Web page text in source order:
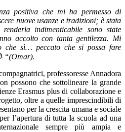
positiva che mi ha permesso di
nuove usanze e tradizioni; è stata
indimenticabile sono state
accolto con tanta gentilezza. Mi
che sì… peccato che si possa fare
“(Omar).
professoresse Annadora
possono che sottolineare la grande
Erasmus plus di collaborazione e
oltre a quelle imprescindibili di
per la crescita umana e sociale
l’apertura di tutta la scuola ad una
sempre più ampia e